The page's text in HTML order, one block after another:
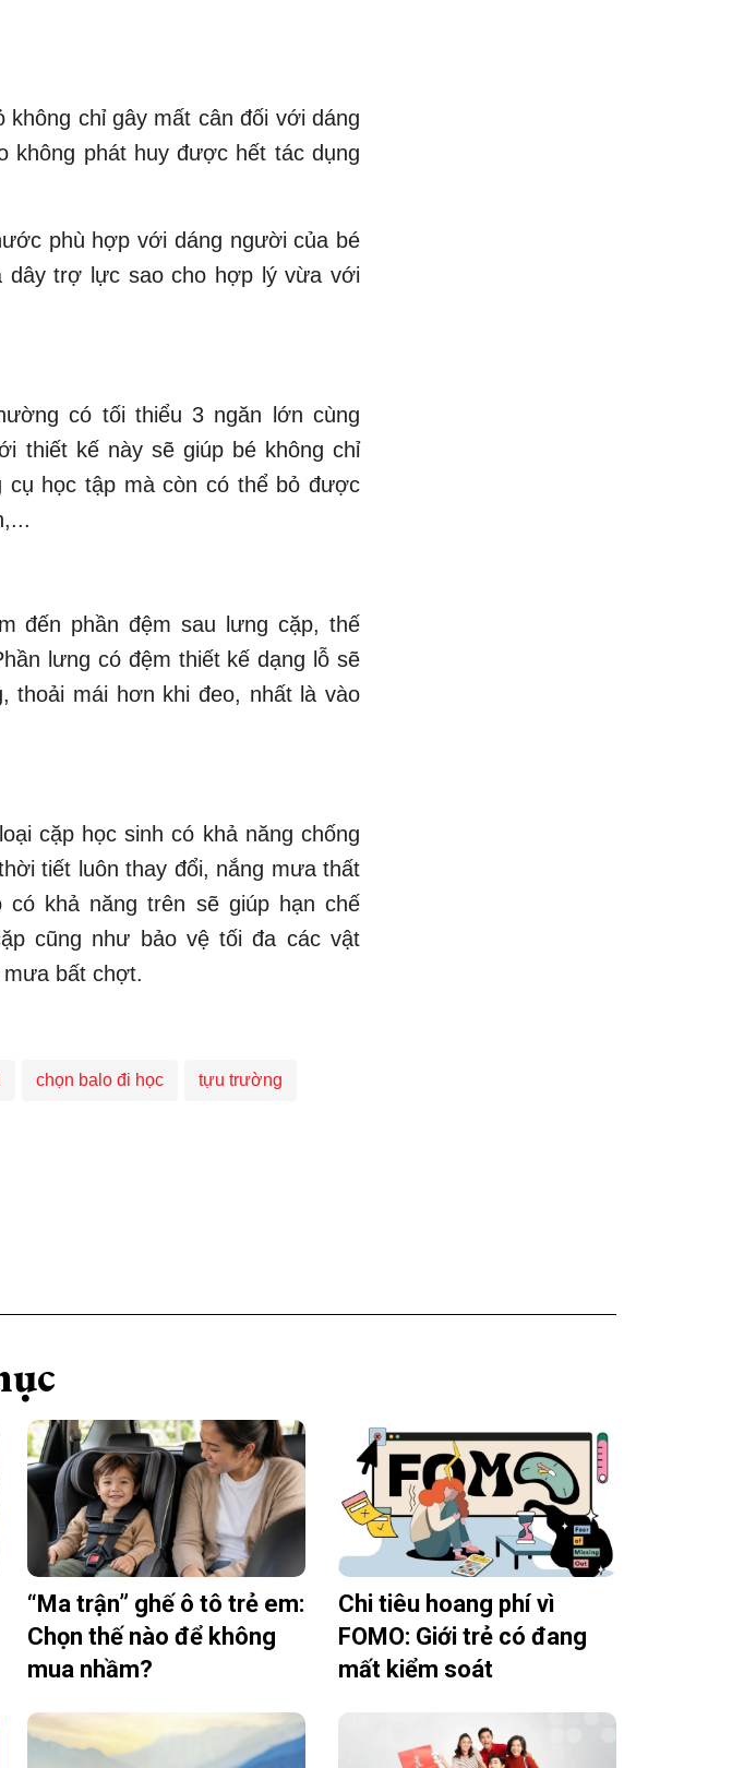
chỉ gây mất cân đối với dáng
không phát huy được hết tác dụng
phù hợp với dáng người của bé
dây trợ lực sao cho hợp lý vừa với
có tối thiểu 3 ngăn lớn cùng
thiết kế này sẽ giúp bé không chỉ
cụ học tập mà còn có thể bỏ được
đến phần đệm sau lưng cặp, thế
lưng có đệm thiết kế dạng lỗ sẽ
thoải mái hơn khi đeo, nhất là vào
cặp học sinh có khả năng chống
tiết luôn thay đổi, nắng mưa thất
khả năng trên sẽ giúp hạn chế
cũng như bảo vệ tối đa các vật
bất chợt.
chọn balo đi học tựu trường
“Ma trận” ghế ô tô trẻ em:
Chọn thế nào để không
mua nhầm?
Chi tiêu hoang phí vì
FOMO: Giới trẻ có đang
mất kiểm soát